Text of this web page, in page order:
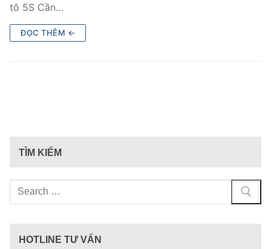
tô 5S Cần…
ĐỌC THÊM ←
TÌM KIẾM
Tìm
kiếm
HOTLINE TƯ VẤN